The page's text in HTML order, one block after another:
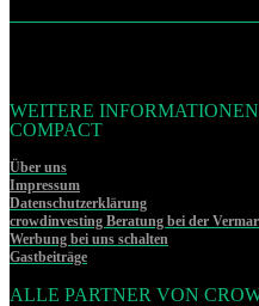
WEITERE
COMPACT
Über uns
Impressum
Datenschutzerklärung
crowdinvesting Beratung bei der
Werbung bei uns schalten
Gastbeiträge
ALLE PARTNER VON